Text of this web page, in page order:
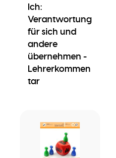
Ich:
Verantwortung
für sich und
andere
übernehmen -
Lehrerkommen
tar